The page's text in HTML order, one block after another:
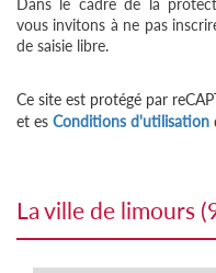
Dans le cadre de la
vous invitons à ne pas
de saisie libre.
Ce site est protégé par
et es Conditions d'utilisation
la ville de limours